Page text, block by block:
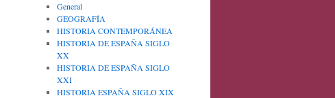
General
GEOGRAFÍA
HISTORIA CONTEMPORÁNEA
HISTORIA DE ESPAÑA SIGLO
XX
HISTORIA DE ESPAÑA SIGLO
XXI
HISTORIA ESPAÑA SIGLO XIX